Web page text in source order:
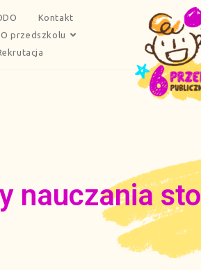
Kontakt
O przedszkolu
nauczania